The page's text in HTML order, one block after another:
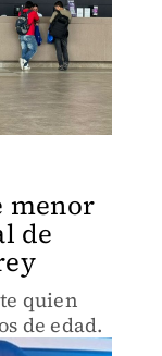
menor
de
quien
de edad.